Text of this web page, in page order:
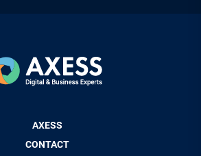
AXESS
CONTACT